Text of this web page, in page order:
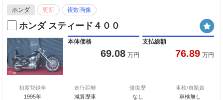
ホンダ 更新 複数画像
ホンダ スティード４００
本体価格
69.08 万円
支払総額
76.89 万円
初度登録年
1995年
走行距離
減算歴車
修復歴
なし
車検/自賠責
車検無し